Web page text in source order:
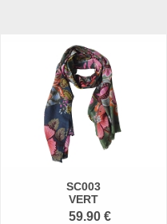
SC003
VERT
59.90 €